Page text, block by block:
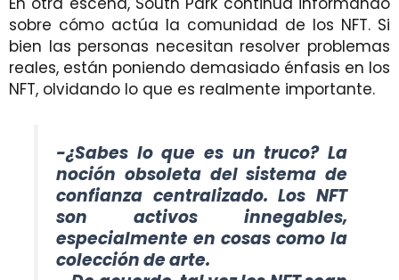
sobre cómo actúa la comunidad de los NFT. Si
bien las personas necesitan resolver problemas
reales, están poniendo demasiado énfasis en los
NFT, olvidando lo que es realmente importante.
-¿Sabes lo que es un truco? La
noción obsoleta del sistema de
confianza centralizado. Los NFT
son activos innegables,
especialmente en cosas como la
colección de arte.